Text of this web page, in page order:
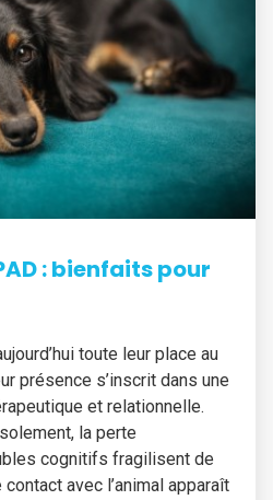
: bienfaits pour
toute leur place au
présence s’inscrit dans une
et relationnelle.
la perte
cognitifs fragilisent de
avec l’animal apparaît